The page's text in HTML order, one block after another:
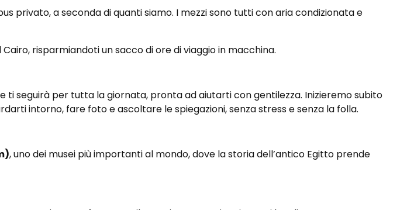
privato, a seconda di quanti siamo. I mezzi sono tutti con aria condizionata e
risparmiandoti un sacco di ore di viaggio in macchina.
ti seguirà per tutta la giornata, pronta ad aiutarti con gentilezza. Inizieremo subito
intorno, fare foto e ascoltare le spiegazioni, senza stress e senza la folla.
, uno dei musei più importanti al mondo, dove la storia dell’antico Egitto prende